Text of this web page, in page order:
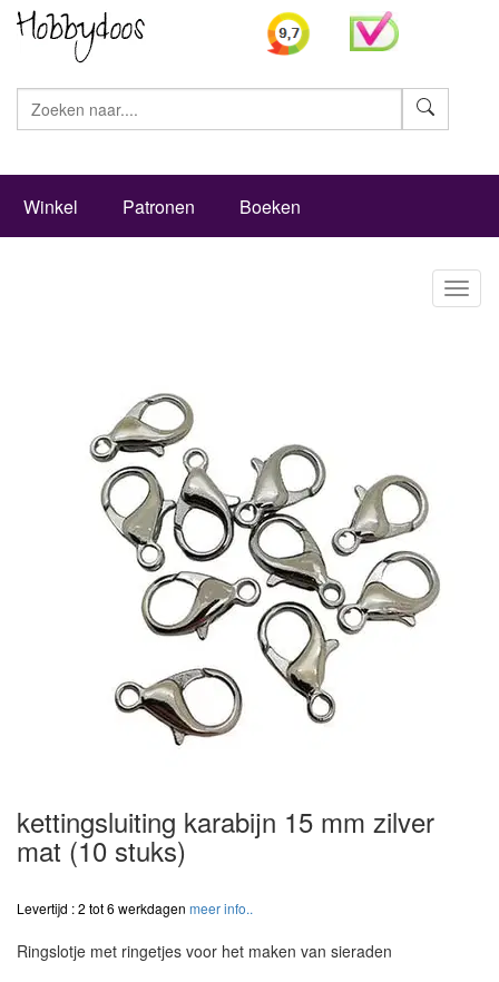
Winkel Patronen Boeken
kettingsluiting karabijn 15 mm zilver
mat (10 stuks)
Levertijd : 2 tot 6 werkdagen meer info..
Ringslotje met ringetjes voor het maken van sieraden